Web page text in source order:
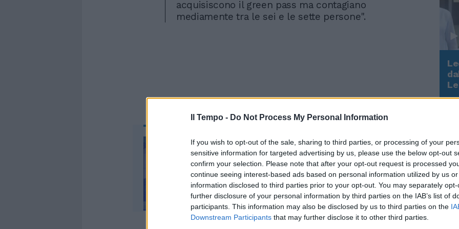
Il Tempo - Do Not Process My Personal Information
If you wish to opt-out of the sale, sharing to third parties, or processing of your
sensitive information for targeted advertising by us, please use the below opt-out
confirm your selection. Please note that after your opt-out request is processed
continue seeing interest-based ads based on personal information utilized by us
information disclosed to third parties prior to your opt-out. You may separately
further disclosure of your personal information by third parties on the IAB’s list of
participants. This information may also be disclosed by us to third parties on the
Downstream Participants that may further disclose it to other third parties.
acquisiscono il green pass ma contagiano
mediamente tra le sei e le sette persone".
La ricetta di Ricciardi per
battere il Covid: vaccino
obbligatorio e super
green pass accorciato